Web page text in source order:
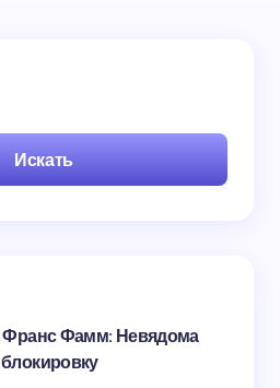
Искать
Франс Фамм: Невядома